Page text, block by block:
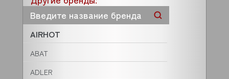
AIRHOT
ABAT
ADLER